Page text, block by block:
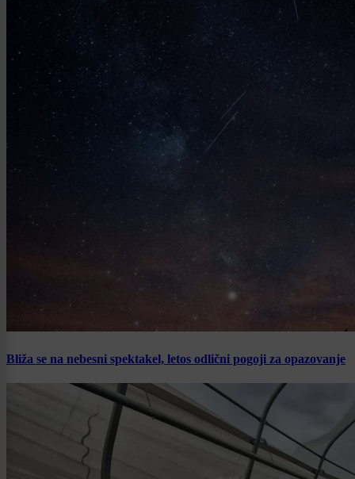
Bliža se na nebesni spektakel, letos odlični pogoji za opazovanje